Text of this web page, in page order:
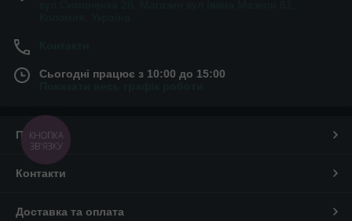
Сьогодні працює з 10:00 до 15:00
Про нас
Контакти
Доставка та оплата
КНОПКА
ЗВ'ЯЗКУ